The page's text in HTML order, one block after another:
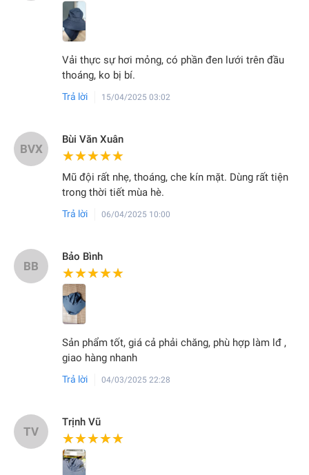
Vải thực sự hơi mỏng, có phần đen lưới trên đầu
thoáng, ko bị bí.
Trả lời 15/04/2025 03:02
BVX
Bùi Văn Xuân
★★★★★
★★★★★
Mũ đội rất nhẹ, thoáng, che kín mặt. Dùng rất tiện
trong thời tiết mùa hè.
Trả lời 06/04/2025 10:00
BB
Bảo Bình
★★★★★
★★★★★
Sản phẩm tốt, giá cả phải chăng, phù hợp làm lđ ,
giao hàng nhanh
Trả lời 04/03/2025 22:28
TV
Trịnh Vũ
★★★★★
★★★★★